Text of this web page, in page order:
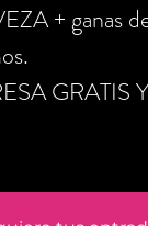
+ ganas
GRATIS